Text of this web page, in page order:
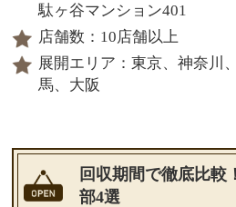
駄ヶ谷マンション401
店舗数：10店舗以上
展開エリア：東京、神奈川
馬、大阪
回収期間で徹底比較
部4選